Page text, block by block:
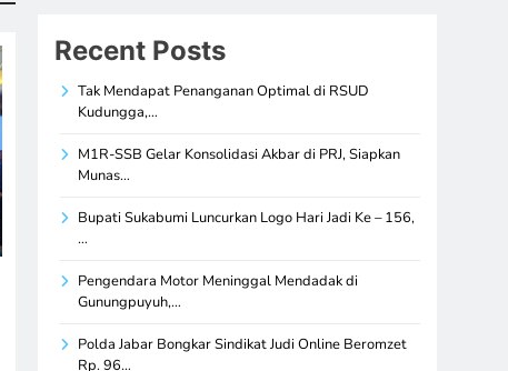
Recent Posts
Tak Mendapat Penanganan Optimal di RSUD
Kudungga,…
M1R-SSB Gelar Konsolidasi Akbar di PRJ, Siapkan
Munas…
Bupati Sukabumi Luncurkan Logo Hari Jadi Ke – 156,
…
Pengendara Motor Meninggal Mendadak di
Gunungpuyuh,…
Polda Jabar Bongkar Sindikat Judi Online Beromzet
Rp. 96…